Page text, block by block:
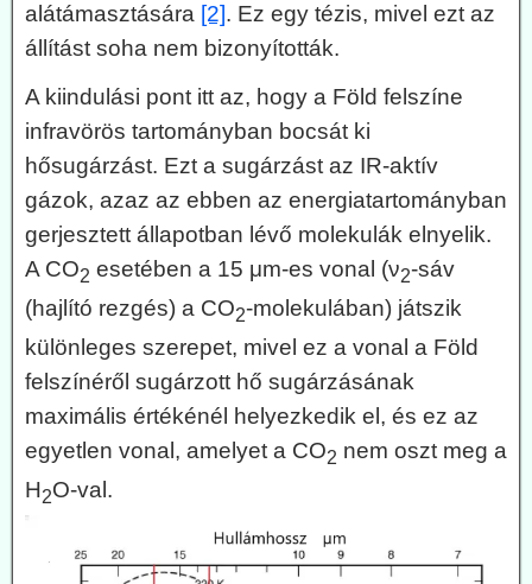
alátámasztására [2]. Ez egy tézis, mivel ezt az
állítást soha nem bizonyították.
A kiindulási pont itt az, hogy a Föld felszíne
infravörös tartományban bocsát ki
hősugárzást. Ezt a sugárzást az IR-aktív
gázok, azaz az ebben az energiatartományban
gerjesztett állapotban lévő molekulák elnyelik.
A CO2 esetében a 15 μm-es vonal (ν2-sáv
(hajlító rezgés) a CO2-molekulában) játszik
különleges szerepet, mivel ez a vonal a Föld
felszínéről sugárzott hő sugárzásának
maximális értékénél helyezkedik el, és ez az
egyetlen vonal, amelyet a CO2 nem oszt meg a
H2O-val.